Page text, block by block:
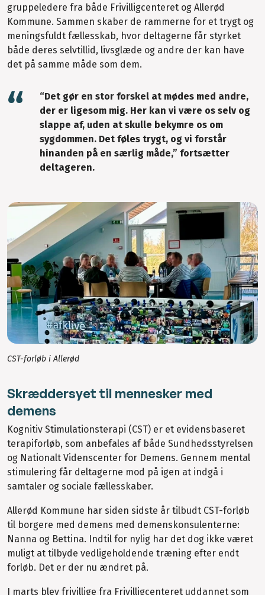
gruppeledere fra både Frivilligcenteret og Allerød
Kommune. Sammen skaber de rammerne for et trygt og
meningsfuldt fællesskab, hvor deltagerne får styrket
både deres selvtillid, livsglæde og andre der kan have
det på samme måde som dem.
“Det gør en stor forskel at mødes med andre,
der er ligesom mig. Her kan vi være os selv og
slappe af, uden at skulle bekymre os om
sygdommen. Det føles trygt, og vi forstår
hinanden på en særlig måde,” fortsætter
deltageren.
CST-forløb i Allerød
Skræddersyet til mennesker med
demens
Kognitiv Stimulationsterapi (CST) er et evidensbaseret
terapiforløb, som anbefales af både Sundhedsstyrelsen
og Nationalt Videnscenter for Demens. Gennem mental
stimulering får deltagerne mod på igen at indgå i
samtaler og sociale fællesskaber.
Allerød Kommune har siden sidste år tilbudt CST-forløb
til borgere med demens med demenskonsulenterne:
Nanna og Bettina. Indtil for nylig har det dog ikke været
muligt at tilbyde vedligeholdende træning efter endt
forløb. Det er der nu ændret på.
I marts blev frivillige fra Frivilligcenteret uddannet som